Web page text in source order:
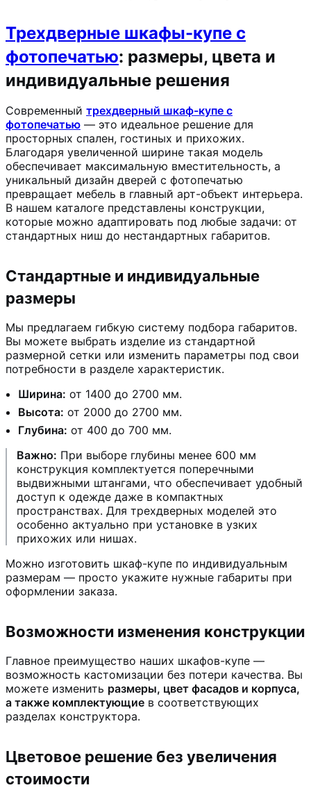
Трехдверные шкафы-купе с
фотопечатью: размеры, цвета и
индивидуальные решения
Современный трехдверный шкаф-купе с
фотопечатью — это идеальное решение для
просторных спален, гостиных и прихожих.
Благодаря увеличенной ширине такая модель
обеспечивает максимальную вместительность, а
уникальный дизайн дверей с фотопечатью
превращает мебель в главный арт-объект интерьера.
В нашем каталоге представлены конструкции,
которые можно адаптировать под любые задачи: от
стандартных ниш до нестандартных габаритов.
Стандартные и индивидуальные
размеры
Мы предлагаем гибкую систему подбора габаритов.
Вы можете выбрать изделие из стандартной
размерной сетки или изменить параметры под свои
потребности в разделе характеристик.
Ширина: от 1400 до 2700 мм.
Высота: от 2000 до 2700 мм.
Глубина: от 400 до 700 мм.
Важно: При выборе глубины менее 600 мм
конструкция комплектуется поперечными
выдвижными штангами, что обеспечивает удобный
доступ к одежде даже в компактных
пространствах. Для трехдверных моделей это
особенно актуально при установке в узких
прихожих или нишах.
Можно изготовить шкаф-купе по индивидуальным
размерам — просто укажите нужные габариты при
оформлении заказа.
Возможности изменения конструкции
Главное преимущество наших шкафов-купе —
возможность кастомизации без потери качества. Вы
можете изменить размеры, цвет фасадов и корпуса,
а также комплектующие в соответствующих
разделах конструктора.
Цветовое решение без увеличения
стоимости